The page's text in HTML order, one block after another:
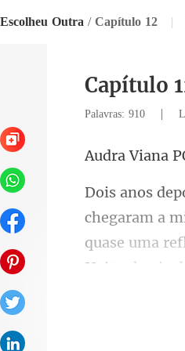
Outra / Capítulo 12 |
Capítulo
Palavras: 910 |
Vian
quase uma